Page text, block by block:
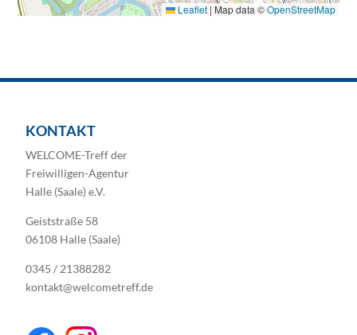
Leaflet | Map data ©OpenStreetMap
KONTAKT
WELCOME-Treff der
Freiwilligen-Agentur
Halle (Saale) e.V.
Geiststraße 58
06108 Halle (Saale)
0345 / 21388282
kontakt@welcometreff.de